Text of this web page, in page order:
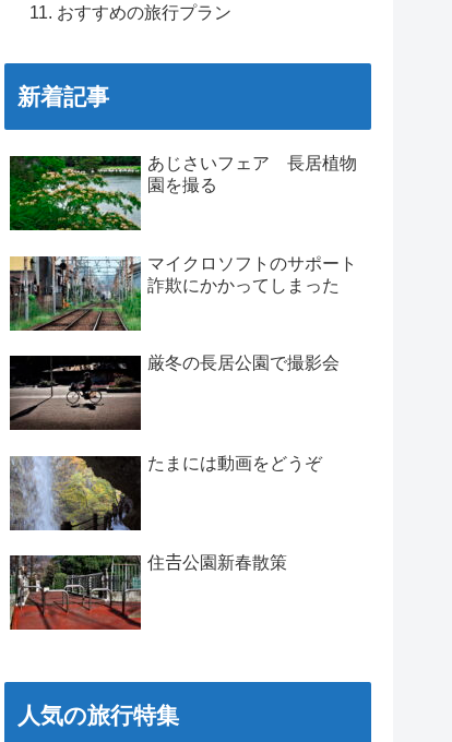
おすすめの旅行プラン
新着記事
あじさいフェア 長居植物
園を撮る
マイクロソフトのサポート
詐欺にかかってしまった
厳冬の長居公園で撮影会
たまには動画をどうぞ
住𠮷公園新春散策
人気の旅行特集